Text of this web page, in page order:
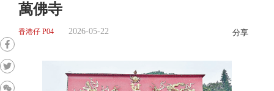
萬佛寺
香港仔 P04 2026-05-22 分享